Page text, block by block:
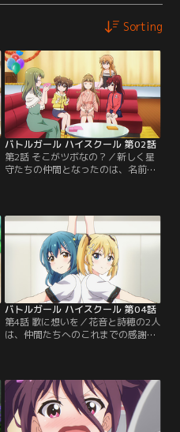
Sorting
バトルガール ハイスクール 第02話
第2話 そこがツボなの？／新しく星
守たちの仲間となったのは、名前と
とり自分勝手な行動ばかり取ろうと
する。そんなミサキに反感を抱く星
守たちであったが、その様子を見て
いたみきがミサキの歓迎会を開こう
と提案をし…。【提供：バンダイチ
ャンネル】
バトルガール ハイスクール 第04話
第4話 歌に想いを／花音と詩穂の2人
は、仲間たちへのこれまでの感謝の
ブルも星守たちの協力で乗り越え、
着々と準備は進んでいた。しかし、
このまま無事に開催できると思って
いた矢先、また新たなトラブルが発